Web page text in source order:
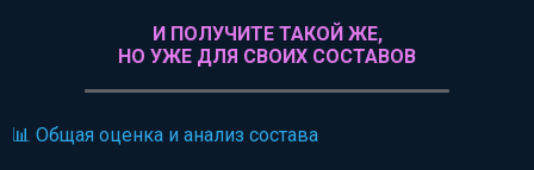
И ПОЛУЧИТЕ ТАКОЙ ЖЕ,
НО УЖЕ ДЛЯ СВОИХ СОСТАВОВ
📊 Общая оценка и анализ состава